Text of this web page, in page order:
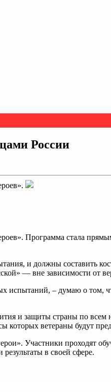
России
Программа стала
и должны составить
— вне зависимости от
испытаний, – думаю о том,
и защиты страны по
ветераны будут
Участники проходят
в своей сфере.